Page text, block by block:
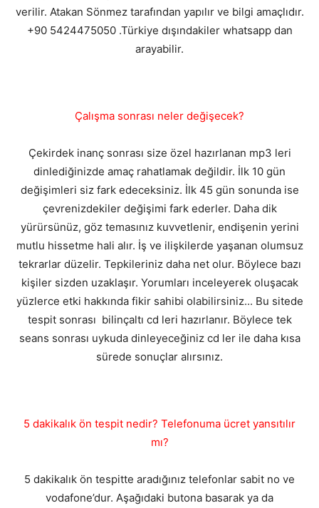
verilir. Atakan Sönmez tarafından yapılır ve bilgi amaçlıdır.
+90 5424475050 .Türkiye dışındakiler whatsapp dan
arayabilir.
Çalışma sonrası neler değişecek?
Çekirdek inanç sonrası size özel hazırlanan mp3 leri
dinlediğinizde amaç rahatlamak değildir. İlk 10 gün
değişimleri siz fark edeceksiniz. İlk 45 gün sonunda ise
çevrenizdekiler değişimi fark ederler. Daha dik
yürürsünüz, göz temasınız kuvvetlenir, endişenin yerini
mutlu hissetme hali alır. İş ve ilişkilerde yaşanan olumsuz
tekrarlar düzelir. Tepkileriniz daha net olur. Böylece bazı
kişiler sizden uzaklaşır. Yorumları inceleyerek oluşacak
yüzlerce etki hakkında fikir sahibi olabilirsiniz... Bu sitede
tespit sonrası bilinçaltı cd leri hazırlanır. Böylece tek
seans sonrası uykuda dinleyeceğiniz cd ler ile daha kısa
sürede sonuçlar alırsınız.
5 dakikalık ön tespit nedir? Telefonuma ücret yansıtılır
mı?
5 dakikalık ön tespitte aradığınız telefonlar sabit no ve
vodafone’dur. Aşağıdaki butona basarak ya da